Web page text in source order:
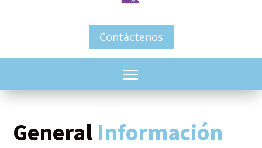
Contáctenos
General Información